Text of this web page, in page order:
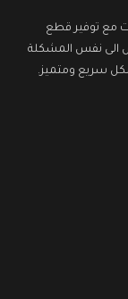
مع توفير قطع
الى نفس المشكلة
سريع ومتميز.